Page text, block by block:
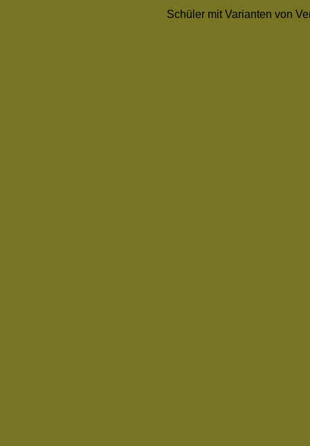
Schüler mit Varianten von